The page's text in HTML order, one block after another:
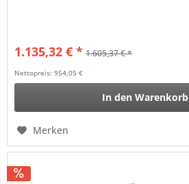
1.135,32 € * 1.605,37 € *
Nettopreis: 954,05 €
In den Warenkorb
Merken